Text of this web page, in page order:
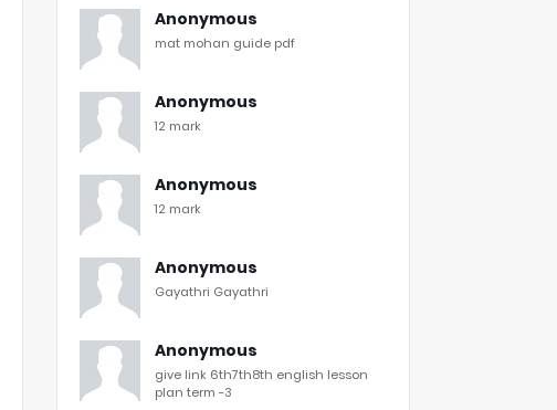
Anonymous
mat mohan guide pdf
Anonymous
12 mark
Anonymous
12 mark
Anonymous
Gayathri Gayathri
Anonymous
give link 6th7th8th english lesson
plan term -3